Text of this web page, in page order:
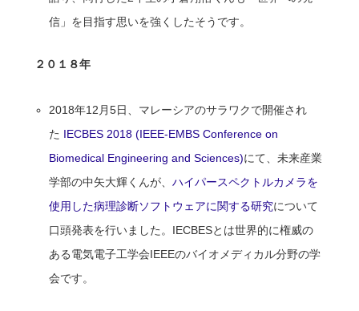
信」を目指す思いを強くしたそうです。
２０１８年
2018年12月5日、マレーシアのサラワクで開催され
た IECBES 2018 (IEEE-EMBS Conference on
Biomedical Engineering and Sciences)にて、未来産業
学部の中矢大輝くんが、ハイパースペクトルカメラを
使用した病理診断ソフトウェアに関する研究について
口頭発表を行いました。IECBESとは世界的に権威の
ある電気電子工学会IEEEのバイオメディカル分野の学
会です。